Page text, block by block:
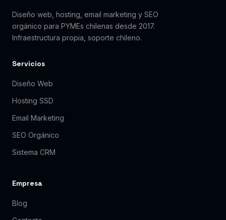
Diseño web, hosting, email marketing y SEO
orgánico para PYMEs chilenas desde 2017.
Infraestructura propia, soporte chileno.
Servicios
Diseño Web
Hosting SSD
Email Marketing
SEO Orgánico
Sistema CRM
Empresa
Blog